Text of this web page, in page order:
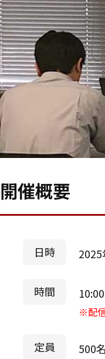
開催概要
日時 2025
時間
※配
定員 500名